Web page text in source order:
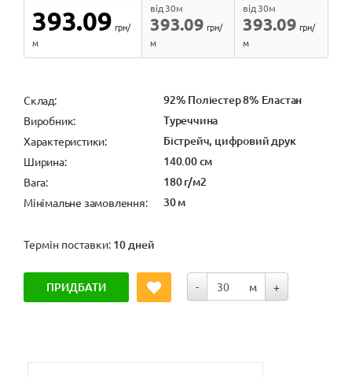
393.09 грн/
м
393.09
від 30м
грн/
м
393.09
від 30м
грн/
м
Cклад: 92% Поліестер 8% Еластан
Виробник: Туреччина
Характеристики: Бістрейч, цифровий друк
Ширина: 140.00 см
Вага: 180 г/м2
Мінімальне замовлення: 30 м
Термін поставки: 10 дней
ПРИДБАТИ - м +